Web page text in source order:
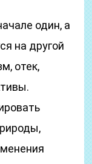
один, а
на другой
отек,